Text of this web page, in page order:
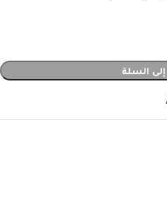
السلة